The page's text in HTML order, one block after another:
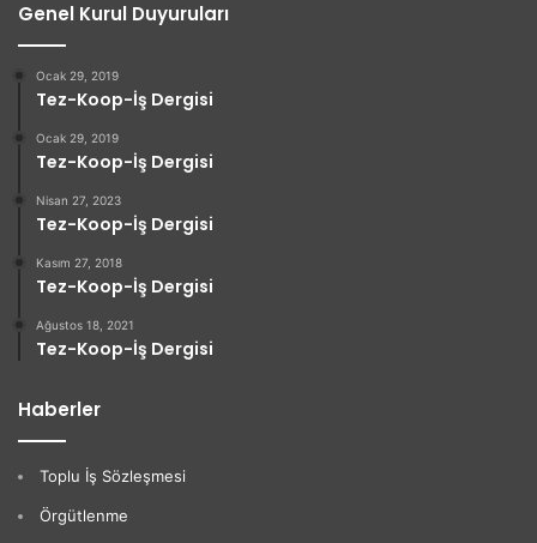
Genel Kurul Duyuruları
Ocak 29, 2019
Tez-Koop-İş Dergisi
Ocak 29, 2019
Tez-Koop-İş Dergisi
Nisan 27, 2023
Tez-Koop-İş Dergisi
Kasım 27, 2018
Tez-Koop-İş Dergisi
Ağustos 18, 2021
Tez-Koop-İş Dergisi
Haberler
Toplu İş Sözleşmesi
Örgütlenme